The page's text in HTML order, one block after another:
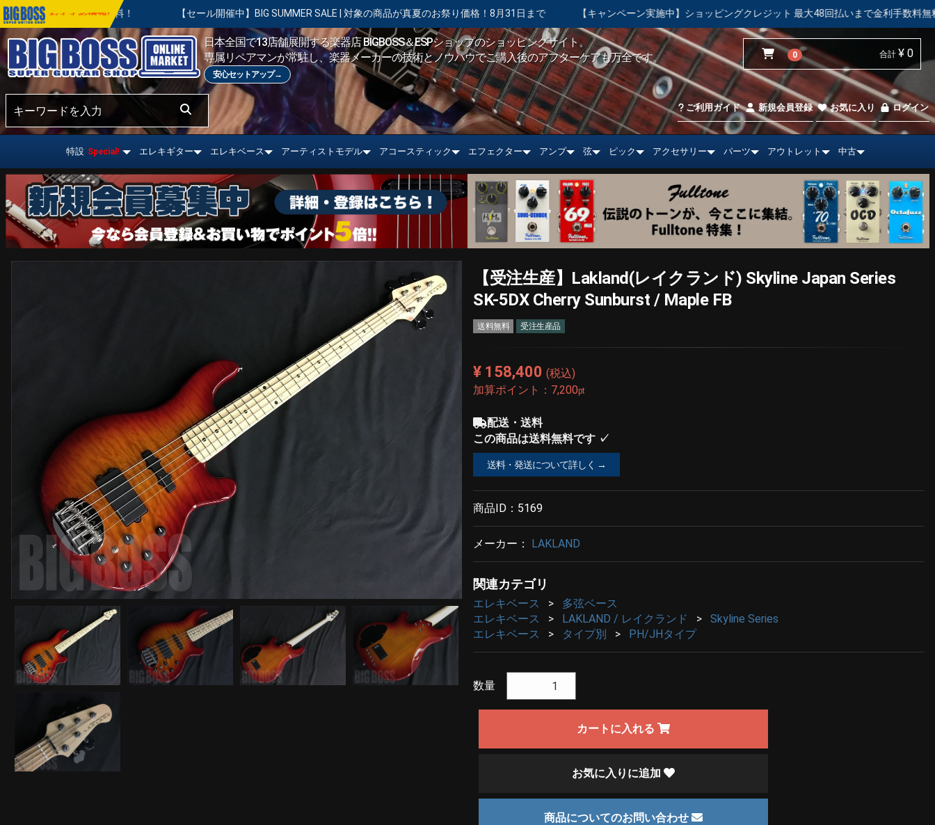
【セール開催中】BIG SUMMER SALE | 対象の商品が真夏のお祭り価格！8月31日まで 【キャンペーン実施中】ショッピングクレジット 最大48回払いまで金利手数料無料！ 【中古市場】エ
おすすめ情報!
日本全国で13店舗展開する楽器店 BIGBOSS＆ESPショップのショッピングサイト。
専属リペアマンが常駐し、楽器メーカーの技術とノウハウでご購入後のアフターケアも万全です。
安心セットアップ→
0 合計 ¥ 0
ご利用ガイド 新規会員登録 お気に入り ログイン
特設 Special! エレキギター エレキベース アーティストモデル アコースティック エフェクター アンプ 弦 ピック アクセサリー パーツ アウトレット 中古
【受注生産】Lakland(レイクランド) Skyline Japan Series
SK-5DX Cherry Sunburst / Maple FB
送料無料 受注生産品
¥ 158,400 (税込)
加算ポイント： 7,200pt
配送・送料
この商品は送料無料です ✓
送料・発送について詳しく →
商品ID： 5169
メーカー： LAKLAND
関連カテゴリ
エレキベース
多弦ベース
エレキベース
LAKLAND / レイクランド
Skyline Series
エレキベース
タイプ別 PH/JHタイプ
数量
カートに入れる
お気に入りに追加
商品についてのお問い合わせ